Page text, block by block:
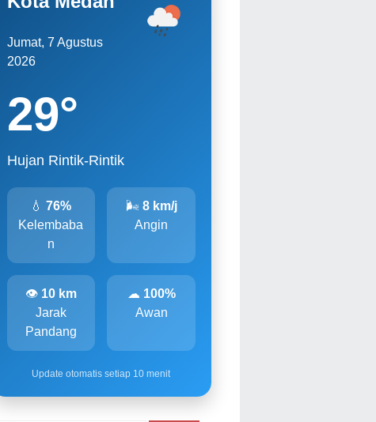
Jumat, 7 Agustus
2026
29°
Hujan Rintik-Rintik
💧76%
Kelembaba
n
🌬 8 km/j
Angin
👁 10 km
Jarak
Pandang
☁ 100%
Awan
Update otomatis setiap 10 menit